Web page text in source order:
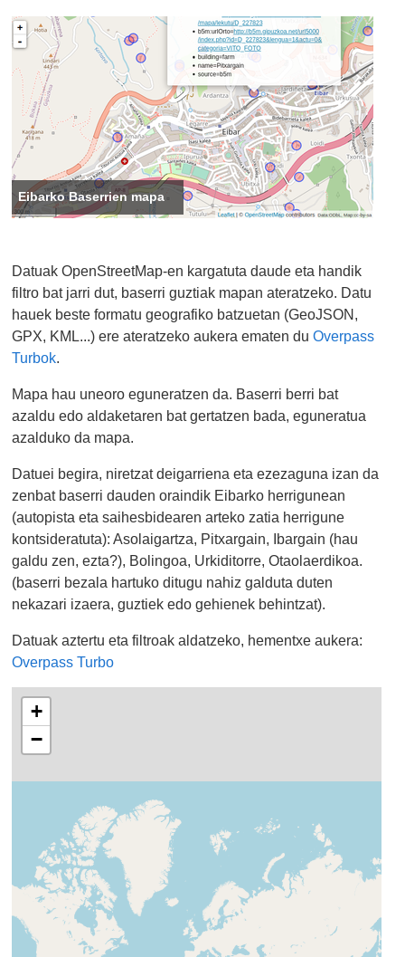
Eibarko Baserrien mapa
Datuak OpenStreetMap-en kargatuta daude eta handik
filtro bat jarri dut, baserri guztiak mapan ateratzeko. Datu
hauek beste formatu geografiko batzuetan (GeoJSON,
GPX, KML...) ere ateratzeko aukera ematen duOverpass
Turbok
Mapa hau uneoro eguneratzen da. Baserri berri bat
azaldu edo aldaketaren bat gertatzen bada, eguneratua
azalduko da mapa.
Datuei begira, niretzat deigarriena eta ezezaguna izan da
zenbat baserri dauden oraindik Eibarko herrigunean
(autopista eta saihesbidearen arteko zatia herrigune
kontsideratuta): Asolaigartza, Pitxargain, Ibargain (hau
galdu zen, ezta?), Bolingoa, Urkiditorre, Otaolaerdikoa.
(baserri bezala hartuko ditugu nahiz galduta duten
nekazari izaera, guztiek edo gehienek behintzat).
Datuak aztertu eta filtroak aldatzeko, hementxe aukera:
Overpass Turbo